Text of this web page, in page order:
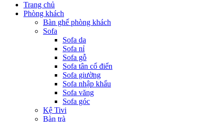
Trang chủ
Phòng khách
Bàn ghế phòng khách
Sofa
Sofa da
Sofa nỉ
Sofa gỗ
Sofa tân cổ điển
Sofa giường
Sofa nhập khẩu
Sofa văng
Sofa góc
Kệ Tivi
Bàn trà